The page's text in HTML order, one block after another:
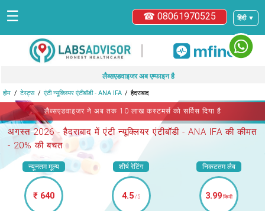
हिंदी ▼
☎ 08061970525
☰
|
लैब्सएडवाइजर अब एम्फाइन है
होम टेस्ट्स एंटी न्यूक्लियर एंटीबॉडी - ANA IFA हैदराबाद
लैब्सएडवाइजर ने अब तक 10 लाख कस्टमर्स को सर्विस दिया है
अगस्त 2026 -हैदराबाद में एंटी न्यूक्लियर एंटीबॉडी - ANA IFA की कीमत
- 20% की बचत
न्यूनतम मूल्य
₹ 640
शीर्ष रेटिंग
4.5/5
निकटतम लैब
3.99किमी